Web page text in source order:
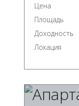
Цена
Площадь
Доходность
Локация